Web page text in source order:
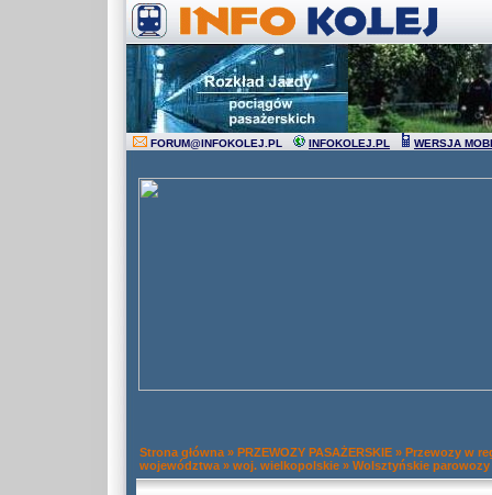
FORUM@INFOKOLEJ.PL INFOKOLEJ.PL WERSJA
Strona główna » PRZEWOZY PASAŻERSKIE » Przewozy w
województwa » woj. wielkopolskie » Wolsztyńskie parowozy